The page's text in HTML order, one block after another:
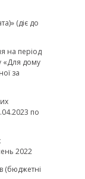
(діє до
на період
«Для дому
за
по
2022
(бюджетні